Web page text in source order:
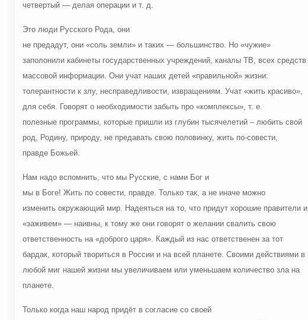
четвертый — делая операции и т. д.
Это люди Русского Рода, они
не предадут, они «соль земли» и таких — большинство. Но «чужие»
заполонили кабинеты государственных учреждений, каналы ТВ, всех средств
массовой информации. Они учат наших детей «правильной» жизни:
толерантности к злу, несправедливости, извращениям. Учат «жить красиво»,
для себя. Говорят о необходимости забыть про «комплексы», т. е.
полезные программы, которые пришли из глубин тысячелетий – любить свой
род, Родину, природу, не предавать свою половинку, жить по-совести,
правде Божьей.
Нам надо вспомнить, что мы Русские, с нами Бог и
мы в Боге! Жить по совести, правде. Только так, а не иначе можно
изменить окружающий мир. Надеяться на то, что придут хорошие правители и
«заживем» — наивны, к тому же они говорят о желании свалить свою
ответственность на «доброго царя». Каждый из нас ответственен за тот
бардак, который твориться в России и на всей планете. Своими действиями в
любой миг нашей жизни мы увеличиваем или уменьшаем количество зла на
планете.
Только когда наш народ придёт в согласие со своей